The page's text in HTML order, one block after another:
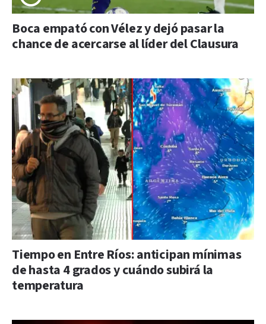
Boca empató con Vélez y dejó pasar la
chance de acercarse al líder del Clausura
Tiempo en Entre Ríos: anticipan mínimas
de hasta 4 grados y cuándo subirá la
temperatura